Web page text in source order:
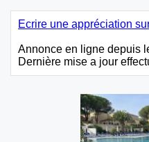
Ecrire une appréciation
Annonce en ligne depuis
Dernière mise a jour